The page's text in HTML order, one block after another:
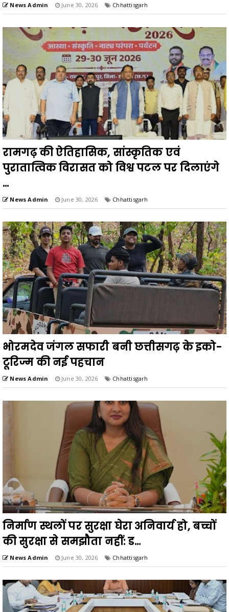
News Admin June 30, 2026 Chhattisgarh
रामगढ़ की ऐतिहासिक, सांस्कृतिक एवं
पुरातात्विक विरासत को विश्व पटल पर दिलाएंगे
...
News Admin June 30, 2026 Chhattisgarh
भोरमदेव जंगल सफारी बनी छत्तीसगढ़ के इको-
टूरिज्म की नई पहचान
News Admin June 30, 2026 Chhattisgarh
निर्माण स्थलों पर सुरक्षा घेरा अनिवार्य हो, बच्चों
की सुरक्षा से समझौता नहीं: ड...
News Admin June 30, 2026 Chhattisgarh